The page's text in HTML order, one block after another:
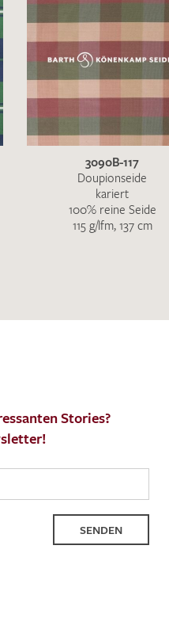
3090B-117
Doupionseide
kariert
100% reine Seide
115 g/lfm, 137 cm
Stories?
SENDEN